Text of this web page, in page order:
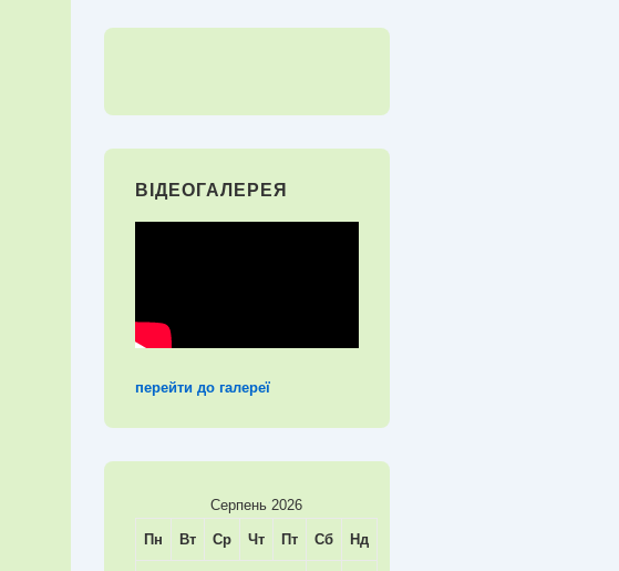
ВІДЕОГАЛЕРЕЯ
перейти до галереї
Серпень 2026
Пн Вт Ср Чт Пт Сб Нд